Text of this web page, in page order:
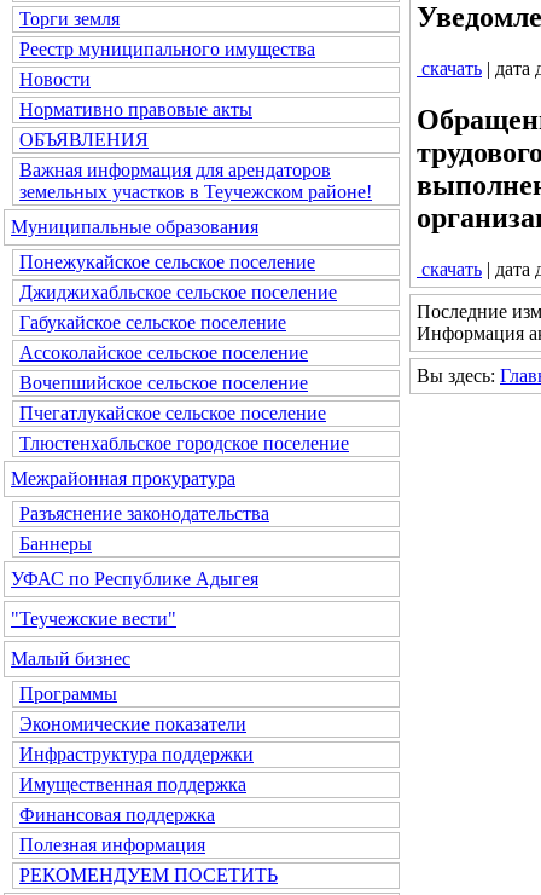
Торги земля
Реестр муниципального имущества
Новости
Нормативно правовые акты
ОБЪЯВЛЕНИЯ
Важная информация для арендаторов
земельных участков в Теучежском районе!
Муниципальные образования
Понежукайское сельское поселение
Джиджихабльское сельское поселение
Габукайское сельское поселение
Ассоколайское сельское поселение
Вочепшийское сельское поселение
Пчегатлукайское сельское поселение
Тлюстенхабльское городское поселение
Межрайонная прокуратура
Разъяснение законодательства
Баннеры
УФАС по Республике Адыгея
"Теучежские вести"
Малый бизнес
Программы
Экономические показатели
Инфраструктура поддержки
Имущественная поддержка
Финансовая поддержка
Полезная информация
РЕКОМЕНДУЕМ ПОСЕТИТЬ
скачать | дата
скачать | дата
Последние
Информация
Вы здесь: